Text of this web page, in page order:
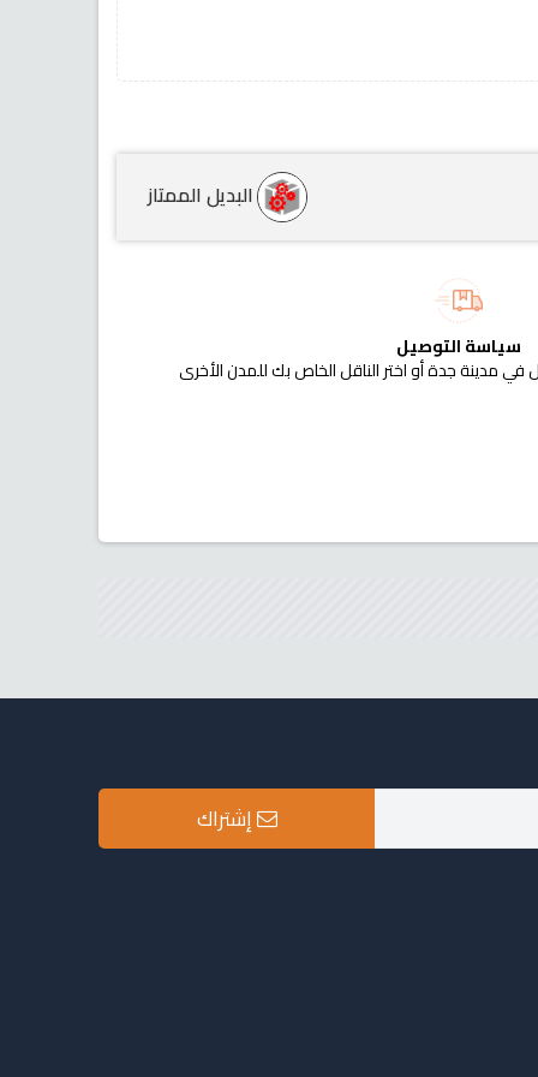
البديل الممتاز
سياسة التوصيل
في مدينة جدة أو اختر الناقل الخاص بك للمدن الأخرى
إشتراك